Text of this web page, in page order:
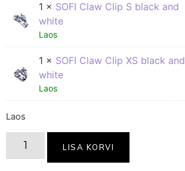
1 × SOFI Claw Clip S black and
white
Laos
1 × SOFI Claw Clip XS black and
white
Laos
Laos
LISA KORVI